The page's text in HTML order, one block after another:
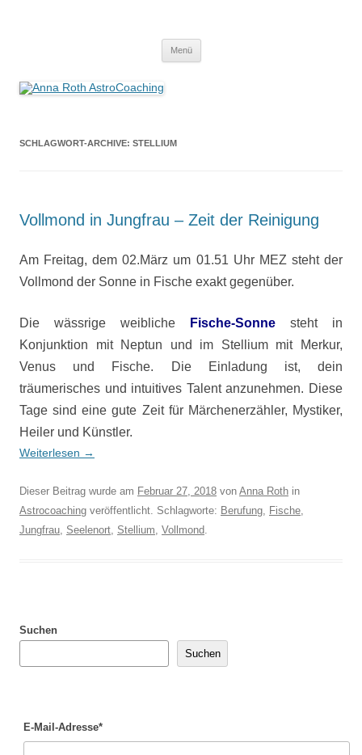
Menü
SCHLAGWORT-ARCHIVE: STELLIUM
Vollmond in Jungfrau – Zeit der Reinigung
Am Freitag, dem 02.März um 01.51 Uhr MEZ steht der
Vollmond der Sonne in Fische exakt gegenüber.
Die wässrige weibliche Fische-Sonne
steht in
Konjunktion mit Neptun und im Stellium mit Merkur,
Venus und Fische. Die Einladung ist, dein
träumerisches und intuitives Talent anzunehmen. Diese
Tage sind eine gute Zeit für Märchenerzähler, Mystiker,
Heiler und Künstler.
Weiterlesen →
Dieser Beitrag wurde am Februar 27, 2018 von Anna Roth in
Astrocoaching veröffentlicht. Schlagworte: Berufung, Fische,
Jungfrau, Seelenort, Stellium, Vollmond.
Suchen
Suchen
E-Mail-Adresse*